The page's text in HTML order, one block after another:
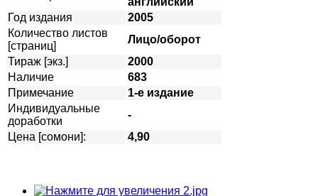
Год издания
2005
Количество листов
[страниц]
Лицо/оборот
Тираж [экз.]
2000
Наличие
683
Примечание
1-е издание
Индивидуальные
доработки
-
Цена [сомони]:
4,90